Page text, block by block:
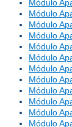
Módulo
Módulo
Módulo
Módulo
Módulo
Módulo
Módulo
Módulo
Módulo
Módulo
Módulo
Módulo